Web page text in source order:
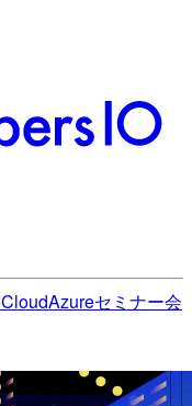
Azureセミナー会